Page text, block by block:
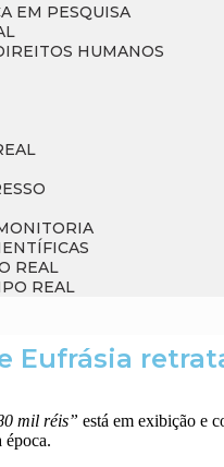
EM PESQUISA
HUMANOS
REAL
REAL
Eufrásia
mil réis” está em exibição e
época.